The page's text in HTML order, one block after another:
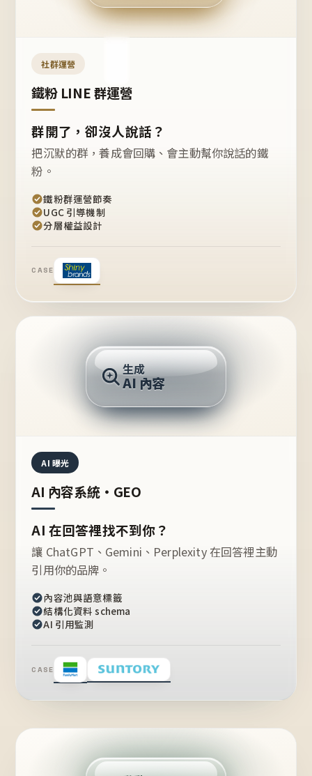
開團
嗎？
社群運營
鐵粉 LINE 群運營
群開了，卻沒人說話？
把沉默的群，養成會回購、會主動幫你說話的鐵
粉。
鐵粉群運營節奏
UGC 引導機制
分層權益設計
CASE
推薦的台灣品牌？
生成
AI 內容
AI 曝光
AI 內容系統・GEO
AI 在回答裡找不到你？
讓 ChatGPT、Gemini、Perplexity 在回答裡主動
引用你的品牌。
內容池與語意標籤
結構化資料 schema
AI 引用監測
CASE
點